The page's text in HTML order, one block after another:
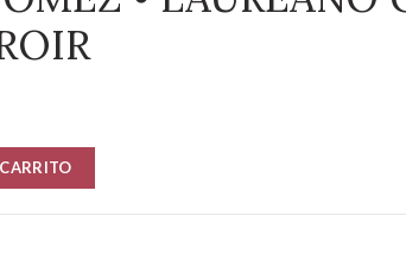
actualGOMEZ • MALBEC TERROIR cantidad